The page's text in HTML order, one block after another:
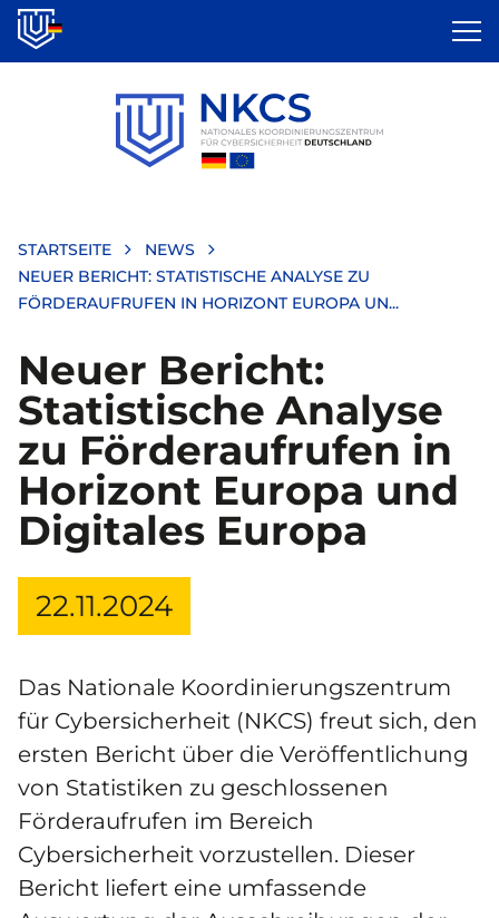
Direkt
zum
Inhalt
STARTSEITE
NEWS
NEUER BERICHT: STATISTISCHE ANALYSE ZU
FÖRDERAUFRUFEN IN HORIZONT EUROPA UN...
Neuer Bericht:
Statistische Analyse
zu Förderaufrufen in
Horizont Europa und
Digitales Europa
22.11.2024
Das Nationale Koordinierungszentrum
für Cybersicherheit (NKCS) freut sich, den
ersten Bericht über die Veröffentlichung
von Statistiken zu geschlossenen
Förderaufrufen im Bereich
Cybersicherheit vorzustellen. Dieser
Bericht liefert eine umfassende